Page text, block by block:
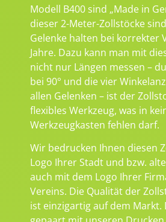
Modell B400 sind „Made in
dieser 2-Meter-Zollstöcke
Gelenke halten bei korrekter
Jahre. Dazu kann man mit
nicht nur Längen messen –
bei 90° und die vier
allen Gelenken – ist der
flexibles Werkzeug, was in
Werkzeugkasten fehlen darf.
Wir bedrucken Ihnen diesen
Logo Ihrer Stadt und bzw.
auch mit dem Logo Ihrer
Vereins. Die Qualität der
ist einzigartig auf dem Markt.